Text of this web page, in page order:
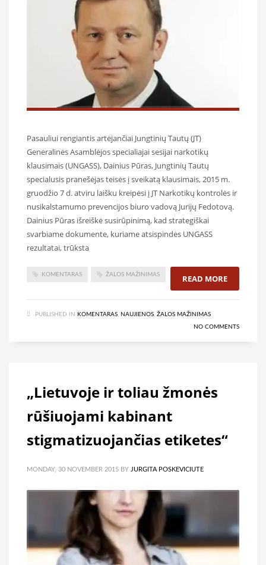
Pasauliui rengiantis artėjančiai Jungtinių Tautų (JT)
Generalinės Asamblėjos specialiajai sesijai narkotikų
klausimais (UNGASS), Dainius Pūras, Jungtinių Tautų
specialusis pranešėjas teisės į sveikatą klausimais, 2015 m.
gruodžio 7 d. atviru laišku kreipėsi į JT Narkotikų kontrolės ir
nusikalstamumo prevencijos biuro vadovą Jurijų Fedotovą.
Dainius Pūras išreiškė susirūpinimą, kad strategiškai
svarbiame dokumente, kuriame atsispindės UNGASS
rezultatai, trūksta
KOMENTARAS ŽALOS MAŽINIMAS READ MORE
PUBLISHED IN KOMENTARAS NAUJIENOS ŽALOS MAŽINIMAS
NO COMMENTS
„Lietuvoje ir toliau žmonės
rūšiuojami kabinant
stigmatizuojančias etiketes“
MONDAY, 30 NOVEMBER 2015 BY JURGITA POSKEVICIUTE